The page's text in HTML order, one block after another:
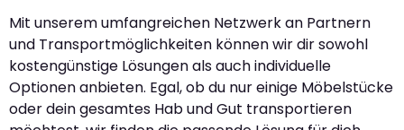
Mit unserem umfangreichen Netzwerk an Partnern
und Transportmöglichkeiten können wir dir sowohl
kostengünstige Lösungen als auch individuelle
Optionen anbieten. Egal, ob du nur einige Möbelstücke
oder dein gesamtes Hab und Gut transportieren